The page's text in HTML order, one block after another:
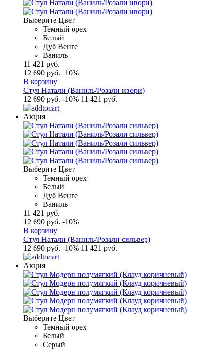
Выберите Цвет
Темный орех
Белый
Дуб Венге
Ваниль
11 421 руб.
12 690 руб. -10%
В корзину
Стул Натали (Ваниль/Розали ивори)
12 690 руб. -10% 11 421 руб.
Акция
Выберите Цвет
Темный орех
Белый
Дуб Венге
Ваниль
11 421 руб.
12 690 руб. -10%
В корзину
Стул Натали (Ваниль/Розали сильвер)
12 690 руб. -10% 11 421 руб.
Акция
Выберите Цвет
Темный орех
Белый
Серый